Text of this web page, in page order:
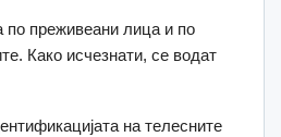
по преживеани лица и по
Како исчезнати, се водат
на телесните